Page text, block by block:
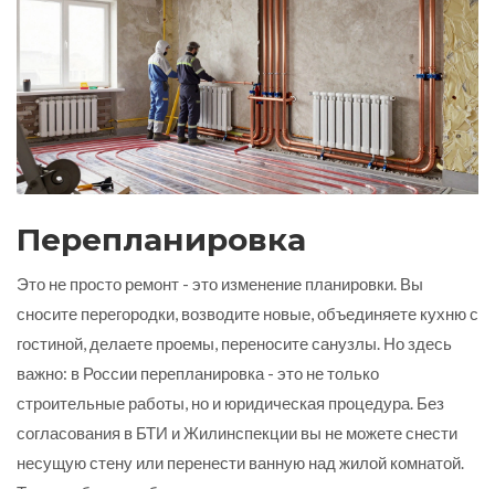
Перепланировка
Это не просто ремонт - это изменение планировки. Вы
сносите перегородки, возводите новые, объединяете кухню с
гостиной, делаете проемы, переносите санузлы. Но здесь
важно: в России перепланировка - это не только
строительные работы, но и юридическая процедура. Без
согласования в БТИ и Жилинспекции вы не можете снести
несущую стену или перенести ванную над жилой комнатой.